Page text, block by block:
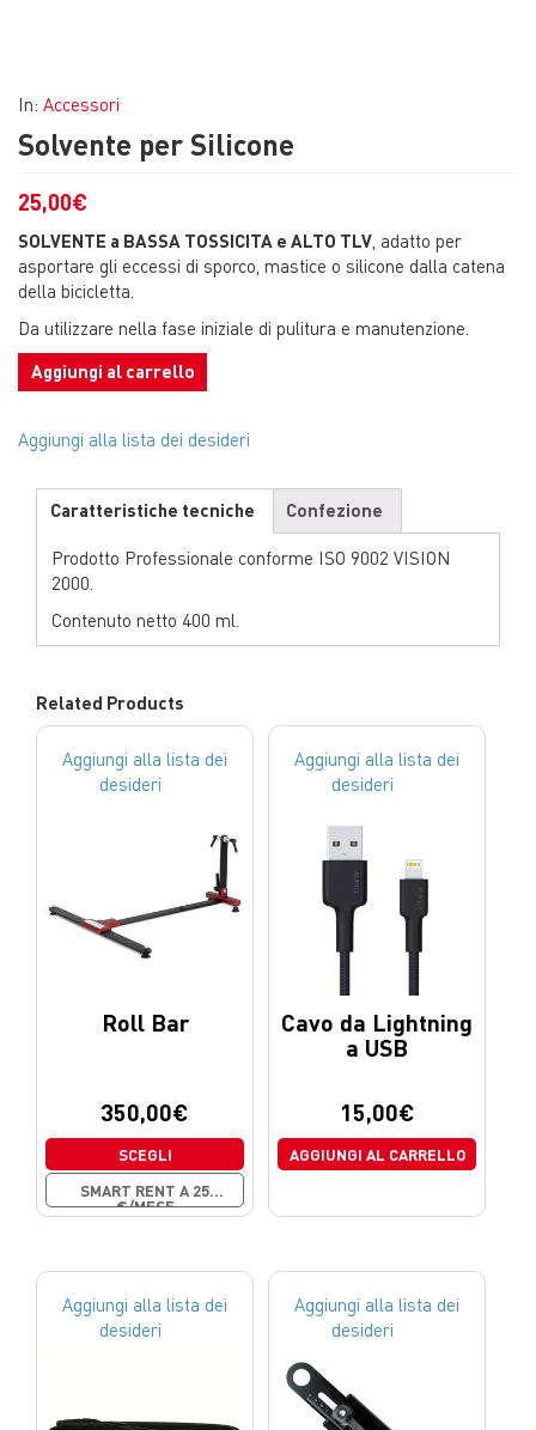
In: Accessori
Solvente per Silicone
25,00€
SOLVENTE a BASSA TOSSICITA e ALTO TLV, adatto per
asportare gli eccessi di sporco, mastice o silicone dalla catena
della bicicletta.
Da utilizzare nella fase iniziale di pulitura e manutenzione.
Aggiungi al carrello
Aggiungi alla lista dei desideri
Caratteristiche tecniche
Confezione
Prodotto Professionale conforme ISO 9002 VISION
2000.
Contenuto netto 400 ml.
Related Products
Aggiungi alla lista dei
desideri
Roll Bar
350,00€
SCEGLI
SMART RENT A 25
€/MESE
Aggiungi alla lista dei
desideri
Cavo da Lightning
a USB
15,00€
AGGIUNGI AL CARRELLO
Aggiungi alla lista dei
desideri
Aggiungi alla lista dei
desideri